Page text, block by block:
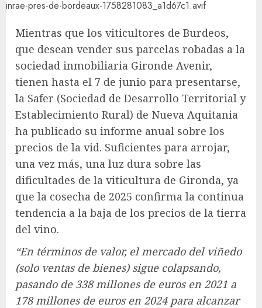
Mientras que los viticultores de Burdeos,
que desean vender sus parcelas robadas a la
sociedad inmobiliaria Gironde Avenir,
tienen hasta el 7 de junio para presentarse,
la Safer (Sociedad de Desarrollo Territorial y
Establecimiento Rural) de Nueva Aquitania
ha publicado su informe anual sobre los
precios de la vid. Suficientes para arrojar,
una vez más, una luz dura sobre las
dificultades de la viticultura de Gironda, ya
que la cosecha de 2025 confirma la continua
tendencia a la baja de los precios de la tierra
del vino.
“En términos de valor, el mercado del viñedo
(solo ventas de bienes) sigue colapsando,
pasando de 338 millones de euros en 2021 a
178 millones de euros en 2024 para alcanzar